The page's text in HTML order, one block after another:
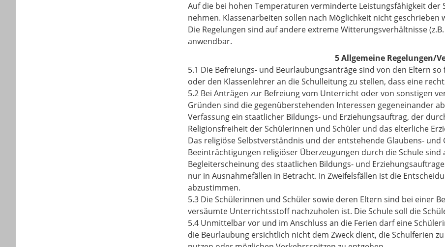
Auf die bei hohen Temperaturen verminderte Leistungsfähigkeit der
nehmen. Klassenarbeiten sollen nach Möglichkeit nicht geschrieben
Die Regelungen sind auf andere extreme Witterungsverhältnisse
anwendbar.
5 Allgemeine Regelungen/
5.1 Die Befreiungs- und Beurlaubungsanträge sind von den Eltern
oder den Klassenlehrer an die Schulleitung zu stellen, dass eine
5.2 Bei Anträgen zur Befreiung vom Unterricht oder von sonstigen
Gründen sind die gegenüberstehenden Interessen gegeneinander
Verfassung ein staatlicher Bildungs- und Erziehungsauftrag, der
Religionsfreiheit der Schülerinnen und Schüler und das elterliche
Das religiöse Selbstverständnis und der entstehende Glaubens-
Beeinträchtigungen religiöser Überzeugungen durch die Schule
Begleiterscheinung des staatlichen Bildungs- und
nur in Ausnahmefällen in Betracht. In Zweifelsfällen ist die
abzustimmen.
5.3 Die Schülerinnen und Schüler sowie deren Eltern sind bei einer
versäumte Unterrichtsstoff nachzuholen ist. Die Schule soll die
5.4 Unmittelbar vor und im Anschluss an die Ferien darf eine
die Beurlaubung ersichtlich nicht dem Zweck dient, die Schulferien